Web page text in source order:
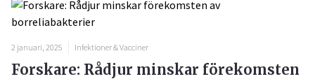
2 januari, 2025 Infektioner & Vacciner
Forskare: Rådjur minskar förekomsten